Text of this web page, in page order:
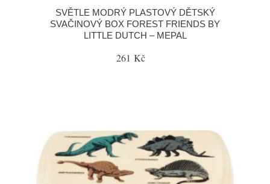
SVĚTLE MODRÝ PLASTOVÝ DĚTSKÝ
SVAČINOVÝ BOX FOREST FRIENDS BY
LITTLE DUTCH – MEPAL
261 Kč